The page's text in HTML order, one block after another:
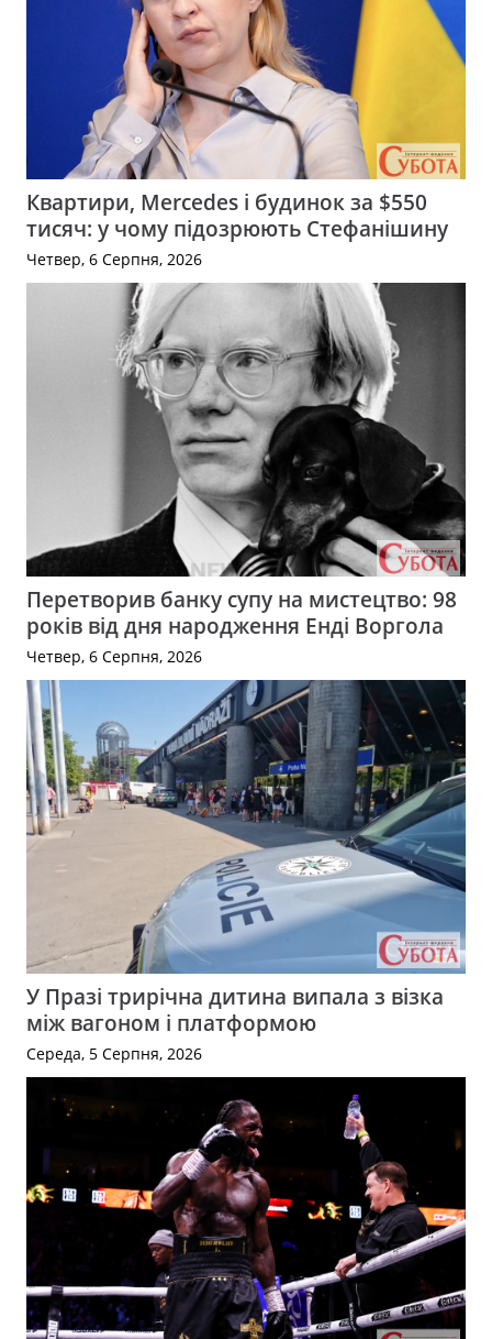
Квартири, Mercedes і будинок за $550
тисяч: у чому підозрюють Стефанішину
Четвер, 6 Серпня, 2026
Перетворив банку супу на мистецтво: 98
років від дня народження Енді Воргола
Четвер, 6 Серпня, 2026
У Празі трирічна дитина випала з візка
між вагоном і платформою
Середа, 5 Серпня, 2026